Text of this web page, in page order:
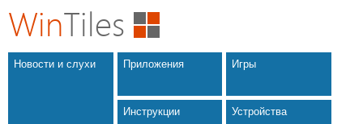
WinTiles
Новости и слухи Приложения Игры
Инструкции Устройства